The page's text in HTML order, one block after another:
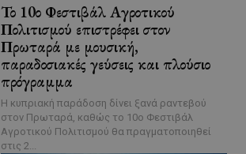
Το 10ο Φεστιβάλ Αγροτικού
Πολιτισμού επιστρέφει στον
Πρωταρά με μουσική,
παραδοσιακές γεύσεις και πλούσιο
πρόγραμμα
Η κυπριακή παράδοση δίνει ξανά ραντεβού
στον Πρωταρά, καθώς το 10ο Φεστιβάλ
Αγροτικού Πολιτισμού θα πραγματοποιηθεί
στις 2...